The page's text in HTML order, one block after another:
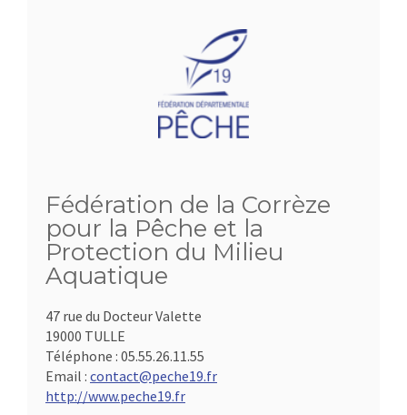
Fédération de la Corrèze
pour la Pêche et la
Protection du Milieu
Aquatique
47 rue du Docteur Valette
19000 TULLE
Téléphone : 05.55.26.11.55
Email : contact@peche19.fr
http://www.peche19.fr